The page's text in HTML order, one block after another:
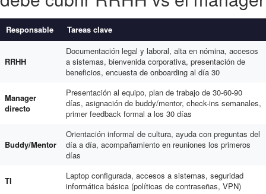
Responsable Tareas clave
RRHH
Documentación legal y laboral, alta en nómina, accesos
a sistemas, bienvenida corporativa, presentación de
beneficios, encuesta de onboarding al día 30
Manager
directo
Presentación al equipo, plan de trabajo de 30-60-90
días, asignación de buddy/mentor, check-ins semanales,
primer feedback formal a los 30 días
Buddy/Mentor
Orientación informal de cultura, ayuda con preguntas del
día a día, acompañamiento en reuniones los primeros
días
TI
Laptop configurada, accesos a sistemas, seguridad
informática básica (políticas de contraseñas, VPN)